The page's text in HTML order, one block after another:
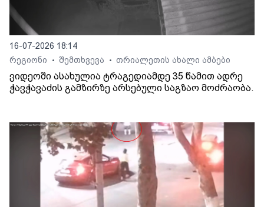
16-07-2026 18:14
რეგიონი
• შემთხვევა • თრიალეთის ახალი ამბები
ვიდეოში ასახულია ტრაგედიამდე 35 წამით ადრე
ჭავჭავაძის გამზირზე არსებული საგზაო მოძრაობა.